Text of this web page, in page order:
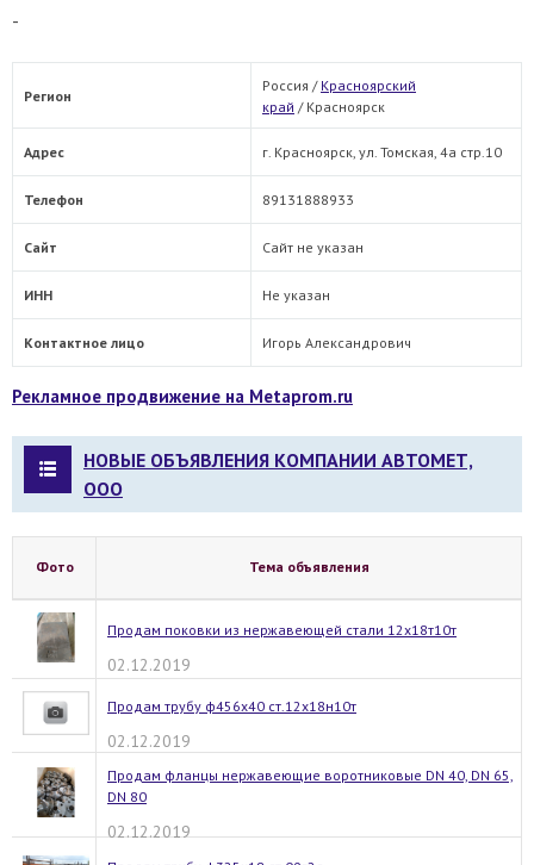
-
Регион
Россия / Красноярский
край / Красноярск
Адрес г. Красноярск, ул. Томская, 4а стр.10
Телефон 89131888933
Сайт Сайт не указан
ИНН Не указан
Контактное лицо Игорь Александрович
Рекламное продвижение на Metaprom.ru
НОВЫЕ ОБЪЯВЛЕНИЯ КОМПАНИИ АВТОМЕТ,
ООО
Фото Тема объявления
Продам поковки из нержавеющей стали 12х18т10т
02.12.2019
Продам трубу ф456х40 ст.12х18н10т
02.12.2019
Продам фланцы нержавеющие воротниковые DN 40, DN 65,
DN 80
02.12.2019